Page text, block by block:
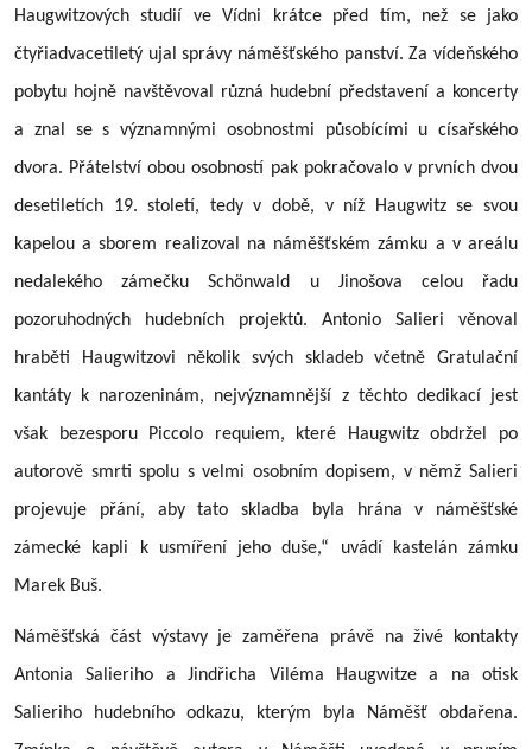
Haugwitzových studií ve Vídni krátce před tím, než se jako
čtyřiadvacetiletý ujal správy náměšťského panství. Za vídeňského
pobytu hojně navštěvoval různá hudební představení a koncerty
a znal se s významnými osobnostmi působícími u císařského
dvora. Přátelství obou osobností pak pokračovalo v prvních dvou
desetiletích 19. století, tedy v době, v níž Haugwitz se svou
kapelou a sborem realizoval na náměšťském zámku a v areálu
nedalekého zámečku Schönwald u Jinošova celou řadu
pozoruhodných hudebních projektů. Antonio Salieri věnoval
hraběti Haugwitzovi několik svých skladeb včetně Gratulační
kantáty k narozeninám, nejvýznamnější z těchto dedikací jest
však bezesporu Piccolo requiem, které Haugwitz obdržel po
autorově smrti spolu s velmi osobním dopisem, v němž Salieri
projevuje přání, aby tato skladba byla hrána v náměšťské
zámecké kapli k usmíření jeho duše,“ uvádí kastelán zámku
Marek Buš.
Náměšťská část výstavy je zaměřena právě na živé kontakty
Antonia Salieriho a Jindřicha Viléma Haugwitze a na otisk
Salieriho hudebního odkazu, kterým byla Náměšť obdařena.